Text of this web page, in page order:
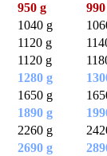
950 g
1040 g
1120 g
1120 g
1280 g
1650 g
1890 g
2260 g
2690 g